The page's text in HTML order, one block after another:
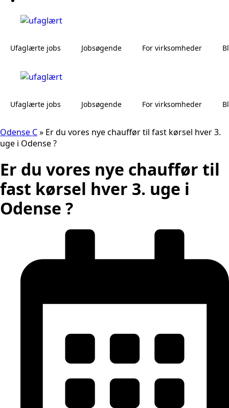
Ufaglærte jobs Jobsøgende For virksomheder
Ufaglærte jobs Jobsøgende For virksomheder
Odense C» Er du vores nye chauffør til fast kørsel hver 3.
uge i Odense ?
Er du vores nye chauffør til
fast kørsel hver 3. uge i
Odense ?